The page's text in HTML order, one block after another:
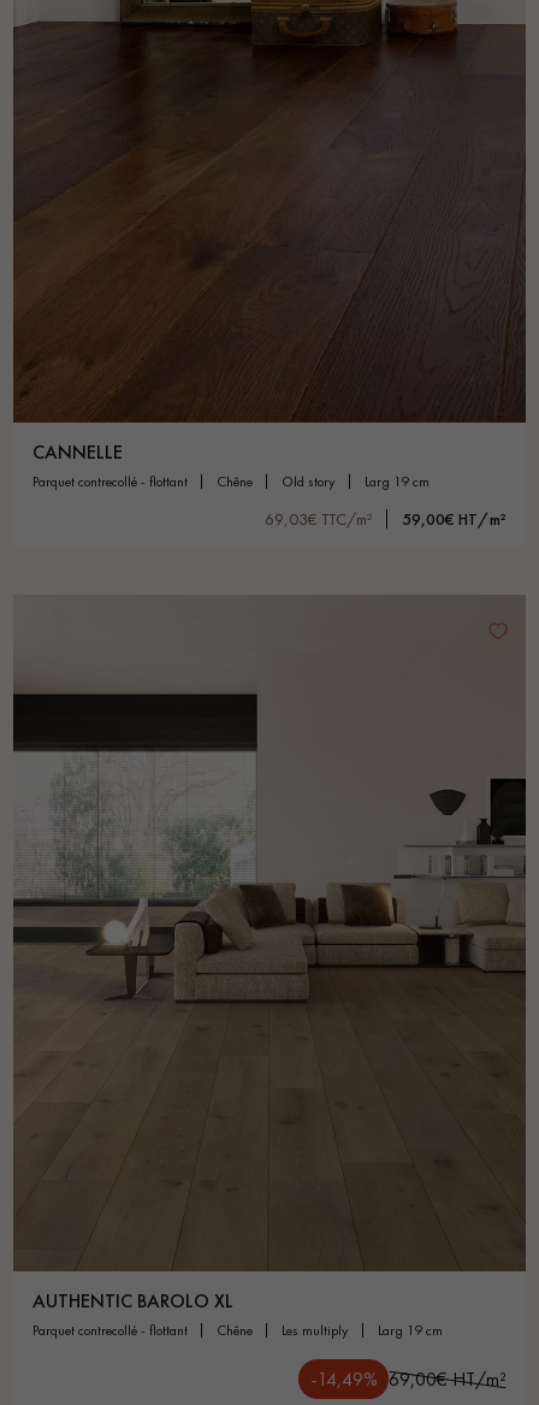
CANNELLE
parquet contrecollé - flottant chêne old story larg 19 cm
69,03€ TTC/m² 59,00€ HT/m²
AUTHENTIC BAROLO XL
parquet contrecollé - flottant chêne les multiply larg 19 cm
-14,49% 69,00€ HT/m²